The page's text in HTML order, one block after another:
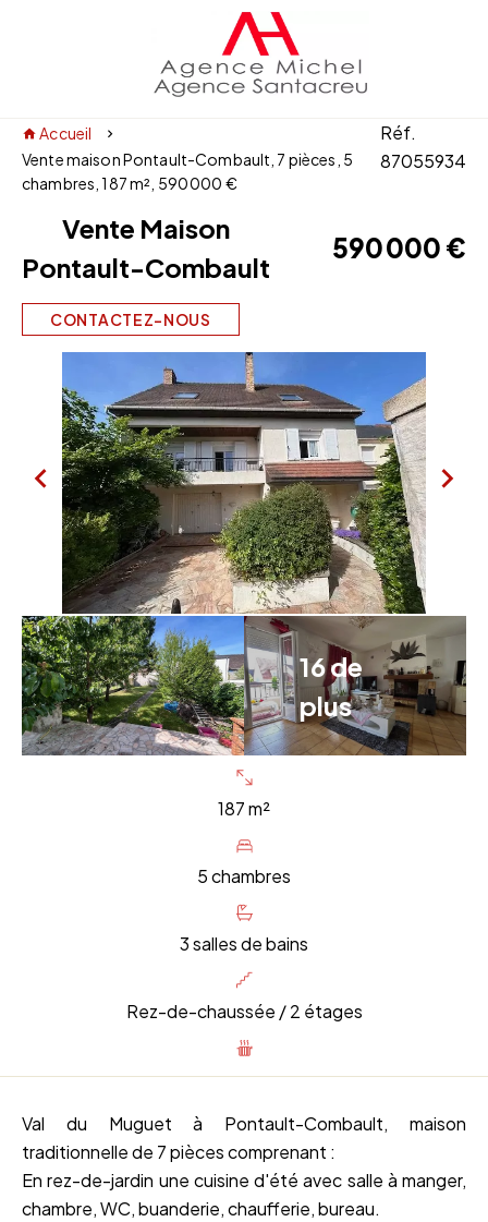
Accueil
Vente maison Pontault-Combault, 7 pièces, 5
chambres, 187 m², 590 000 €
Réf.
87055934
CONTACTEZ-NOUS
Vente Maison
Pontault-Combault
590 000 €
16 de
plus
187 m²
5 chambres
3 salles de bains
Rez-de-chaussée / 2 étages
Val du Muguet à Pontault-Combault, maison
traditionnelle de 7 pièces comprenant :
En rez-de-jardin une cuisine d'été avec salle à manger,
chambre, WC, buanderie, chaufferie, bureau.